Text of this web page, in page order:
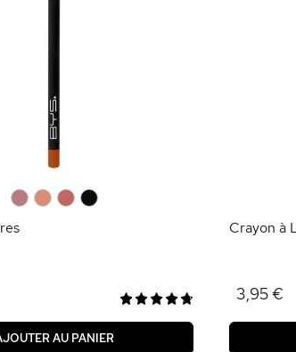
AU PANIER
Crayon à
3,95 €